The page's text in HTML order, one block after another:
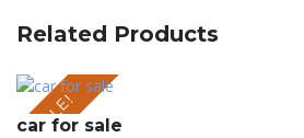
Related Products
SALE!
car for sale